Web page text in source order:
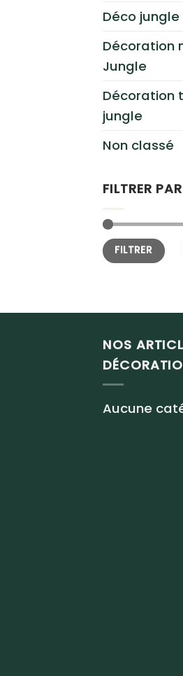
Déco
Décoration
Jungle
Décoration
jungle
Non classé
FILTRER
Prix
min
Prix
maxFILTRER
NOS
Aucune